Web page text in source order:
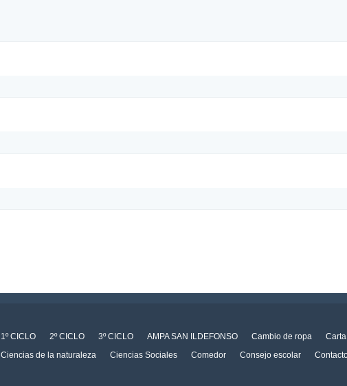
1º CICLO 2º CICLO 3º CICLO AMPA SAN ILDEFONSO Cambio de ropa
Ciencias de la naturaleza
Ciencias Sociales Comedor Consejo escolar